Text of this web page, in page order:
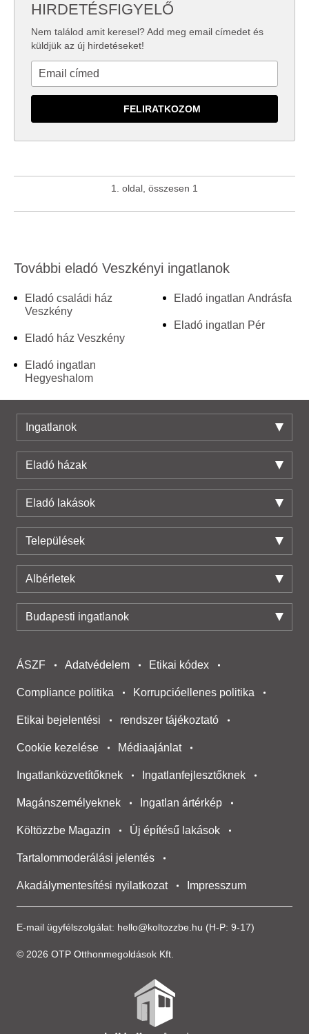
HIRDETÉSFIGYELŐ
Nem találod amit keresel? Add meg email címedet és
küldjük az új hirdetéseket!
1. oldal, összesen 1
További eladó Veszkényi ingatlanok
Eladó családi ház
Veszkény
Eladó ház Veszkény
Eladó ingatlan
Hegyeshalom
Eladó ingatlan Andrásfa
Eladó ingatlan Pér
Ingatlanok
Eladó házak
Eladó lakások
Települések
Albérletek
Budapesti ingatlanok
E-mail ügyfélszolgálat: hello@koltozzbe.hu (H-P: 9-17)
© 2026 OTP Otthonmegoldások Kft.
ÁSZF Adatvédelem Etikai kódex
Compliance politika Korrupcióellenes politika
Etikai bejelentési rendszer tájékoztató
Cookie kezelése Médiaajánlat
Ingatlanközvetítőknek Ingatlanfejlesztőknek
Magánszemélyeknek Ingatlan ártérkép
Költözzbe Magazin Új építésű lakások
Tartalommoderálási jelentés
Akadálymentesítési nyilatkozat Impresszum